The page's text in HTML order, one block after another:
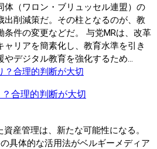
体（ワロン・ブリュッセル連盟）の
出削減策だ。その柱となるのが、教
件の変更などだ。 与党MRは、改革
リアを簡素化し、教育水準を引き
デジタル教育を強化するため...
合理的判断が大切
産管理は、新たな可能性になる。
具体的な活用法がベルギーメディア